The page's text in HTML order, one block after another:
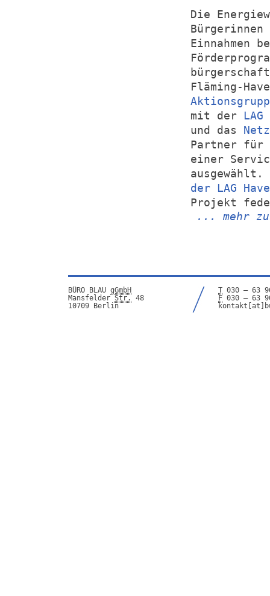
Die
Einnahmen
Fläming-
mit der
und das
Partner für
einer
der LAG
Projekt
... mehr
BÜRO BLAU gGmbH
Mansfelder Str.
48
10709 Berlin
T 030 – 63
F 030 – 63